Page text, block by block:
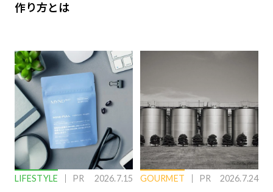
作り方とは
LIFESTYLE PR 2026.7.15 GOURMET PR 2026.7.24